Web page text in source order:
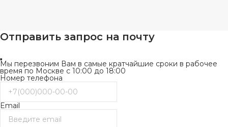
Отправить запрос на почту
Мы перезвоним Вам в самые кратчайшие сроки в рабочее
время по Москве с 10:00 до 18:00
Номер телефона
Email